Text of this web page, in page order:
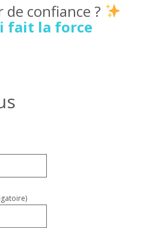
de confiance ?
fait la force